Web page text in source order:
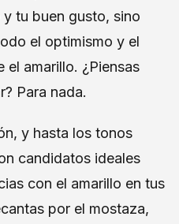
tu buen gusto, sino
el optimismo y el
el amarillo. ¿Piensas
Para nada.
y hasta los tonos
candidatos ideales
con el amarillo en tus
por el mostaza,